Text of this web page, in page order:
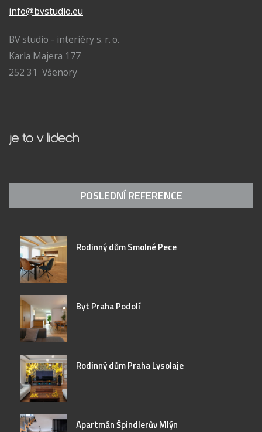
info@bvstudio.eu
BV studio - interiéry s. r. o.
Karla Majera 177
252 31 Všenory
POSLEDNÍ REFERENCE
Rodinný dům Smolné Pece
Byt Praha Podolí
Rodinný dům Praha Lysolaje
Apartmán Špindlerův Mlýn